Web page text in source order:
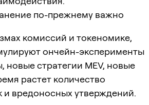
по-прежнему важно
комиссий и токеномике,
ончейн-эксперименты
стратегии MEV, новые
растет количество
и вредоносных утверждений.